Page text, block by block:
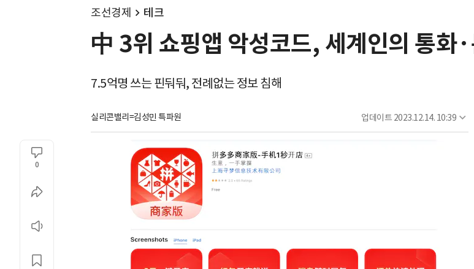
조선경제 테크
中 3위 쇼핑앱 악성코드, 세계인의 통화
7.5억명 쓰는 핀둬둬, 전례없는 정보 침해
실리콘밸리=김성민 특파원 업데이트 2023.12.14. 10:39
0